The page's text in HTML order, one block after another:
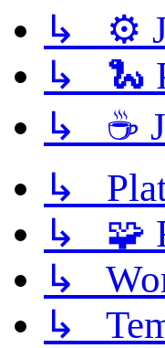
↳ ⚙️
↳ 🐍
↳ ☕
↳
↳ 🧩
↳
↳